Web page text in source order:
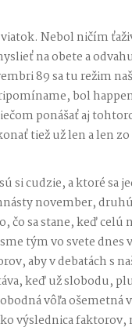
Nebol ničím
na obete a
89 sa tu režim
bol
ponášať aj
tiež už len a len
si cudzie, a ktoré sa
november,
čo sa stane, keď
tým vo svete
aby v debatách s
keď už slobodu,
vôľa ošemetná
výslednica